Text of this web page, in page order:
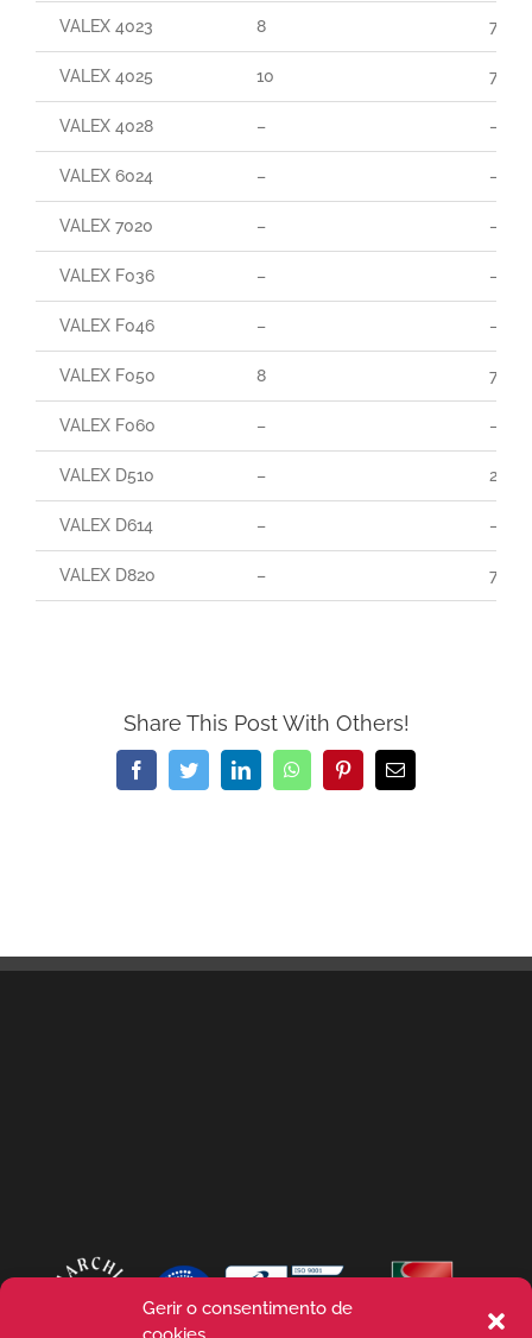
Gerir o consentimento de
VALEX 4023 8 70
VALEX 4025 10 70
VALEX 4028 – –
VALEX 6024 – –
VALEX 7020 – –
VALEX F036 – –
VALEX F046 – –
VALEX F050 8 70
VALEX F060 – –
VALEX D510 – 20
VALEX D614 – –
VALEX D820 – 70
Share This Post With Others!
FacebookTwitterLinkedInWhatsAppPinterestEmail